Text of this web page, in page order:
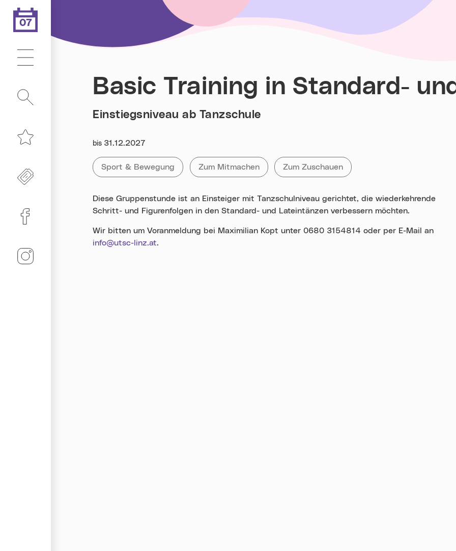
Heute ist der
07
.08.2026
Linz-Termine auf Facebook
Basic Training in Standard-
Einstiegsniveau ab Tanzschule
Datum:
bis 31.12.2027
Kategorie:
Alle Veranstaltungen der Kategorie
Sport & Bewegung Tag:Alle Veranstaltungen mit dem Tag
Zum Mitmachen Tag:Alle Veranstaltungen mit dem Tag
Zum Zuschauen
Diese Gruppenstunde ist an Einsteiger mit Tanzschulniveau gerichtet, die wiederkehrende
Schritt- und Figurenfolgen in den Standard- und Lateintänzen verbessern möchten.
Wir bitten um Voranmeldung bei Maximilian Kopt unter 0680 3154814 oder per E-Mail an
info@utsc-linz.at.